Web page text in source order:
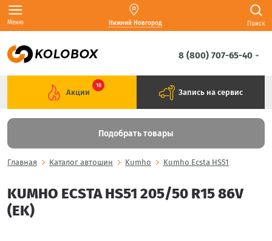
Меню Нижний Новгород Поиск
8 (800) 707-65-40
Акции
18
Запись на сервис
Подобрать товары
Главная Каталог автошин Kumho Kumho Ecsta HS51
KUMHO ECSTA HS51 205/50 R15 86V
(EK)